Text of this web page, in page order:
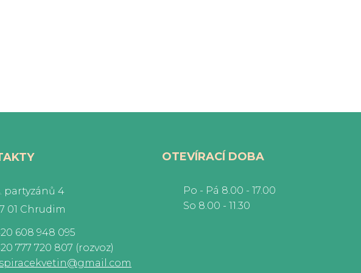
partyzánů 4
01 Chrudim
608 948 095
777 720 807 (rozvoz)
OTEVÍRACÍ DOBA
Po - Pá 8.00 - 17.00
So 8.00 - 11.30